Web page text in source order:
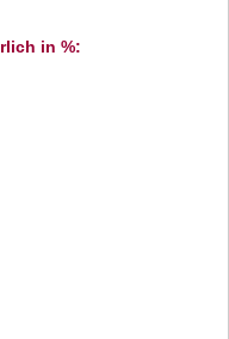
in %: